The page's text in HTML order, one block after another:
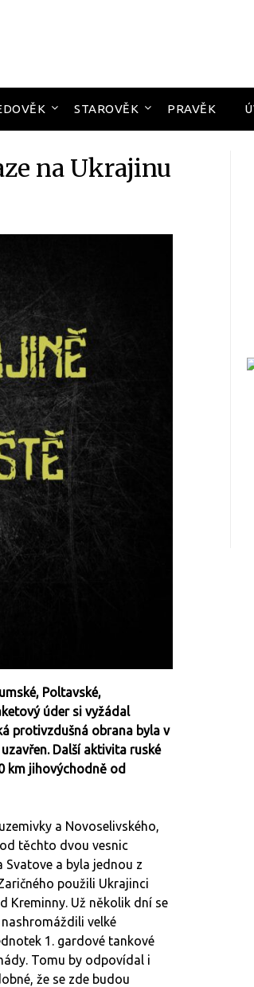
STAROVĚK PRAVĚK
na Ukrajinu
Poltavské,
úder si vyžádal
protivzdušná obrana byla v
Další aktivita ruské
km jihovýchodně od
a Novoselivského,
těchto dvou vesnic
a byla jednou z
použili Ukrajinci
Kreminny. Už několik dní se
velké
1. gardové tankové
Tomu by odpovídal i
že se zde budou